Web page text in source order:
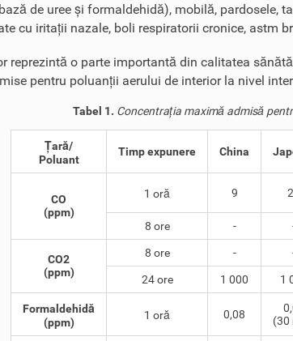
de uree și formaldehidă), mobilă, pardosele,
cu iritații nazale, boli respiratorii cronice, astm
reprezintă o parte importantă din calitatea
pentru poluanții aerului de interior la nivel
Tabel 1. Concentrația maximă admisă
Țară/
Poluant
Timp expunere China
CO
(ppm)
1 oră 9
8 ore -
CO2
(ppm)
8 ore -
24 ore 1 000 1
Formaldehidă
(ppm)
1 oră 0,08
(30